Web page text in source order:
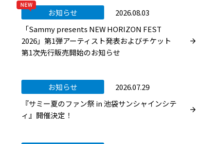
お知らせ
2026.08.03
「Sammy presents NEW HORIZON FEST
2026」第1弾アーティスト発表およびチケット
第1次先行販売開始のお知らせ
お知らせ
2026.07.29
『サミー夏のファン祭 in 池袋サンシャインシテ
ィ』開催決定！